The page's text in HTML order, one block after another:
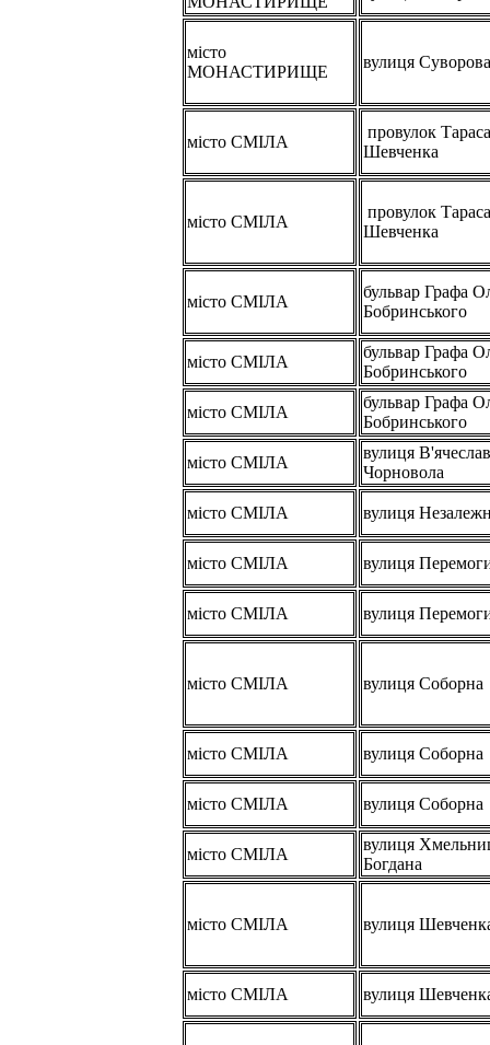
місто
МОНАСТИРИЩЕ
вулиця Суворова
місто СМІЛА
провулок Тараса
Шевченка
місто СМІЛА
провулок Тараса
Шевченка
місто СМІЛА
бульвар Графа
Бобринського
місто СМІЛА
бульвар Графа
Бобринського
місто СМІЛА
бульвар Графа
Бобринського
місто СМІЛА
вулиця
Чорновола
місто СМІЛА вулиця
місто СМІЛА вулиця
місто СМІЛА вулиця
місто СМІЛА вулиця Соборна
місто СМІЛА вулиця Соборна
місто СМІЛА вулиця Соборна
місто СМІЛА
вулиця
Богдана
місто СМІЛА вулиця
місто СМІЛА вулиця